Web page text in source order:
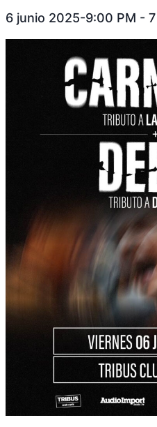
6 junio 2025-9:00 PM -